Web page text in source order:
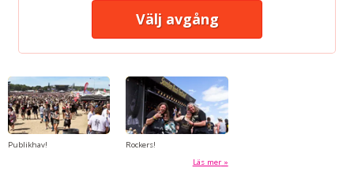
Välj avgång
Publikhav!
Rockers!
Läs mer